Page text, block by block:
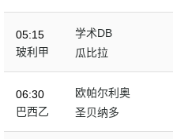
05:15
玻利甲
学术DB
瓜比拉
06:30
巴西乙
欧帕尔利奥
圣贝纳多